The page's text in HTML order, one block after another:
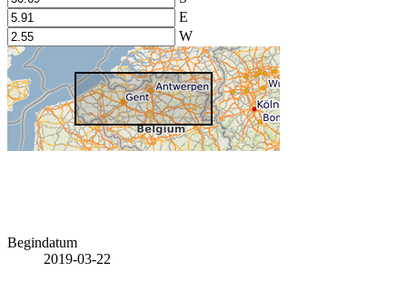
E
W
Begindatum
2019-03-22